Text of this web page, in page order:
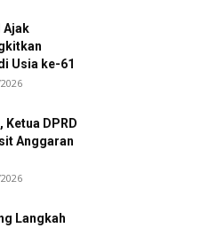
Ajak
Usia ke-61
Ketua DPRD
Anggaran
Langkah